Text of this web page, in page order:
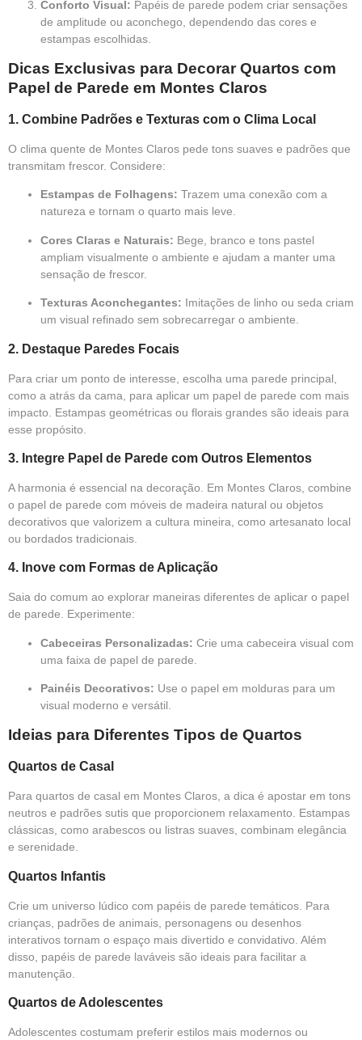
Conforto Visual: Papéis de parede podem criar sensações
de amplitude ou aconchego, dependendo das cores e
estampas escolhidas.
Dicas Exclusivas para Decorar Quartos com
Papel de Parede em Montes Claros
1. Combine Padrões e Texturas com o Clima Local
O clima quente de Montes Claros pede tons suaves e padrões que
transmitam frescor. Considere:
Estampas de Folhagens: Trazem uma conexão com a
natureza e tornam o quarto mais leve.
Cores Claras e Naturais: Bege, branco e tons pastel
ampliam visualmente o ambiente e ajudam a manter uma
sensação de frescor.
Texturas Aconchegantes: Imitações de linho ou seda criam
um visual refinado sem sobrecarregar o ambiente.
2. Destaque Paredes Focais
Para criar um ponto de interesse, escolha uma parede principal,
como a atrás da cama, para aplicar um papel de parede com mais
impacto. Estampas geométricas ou florais grandes são ideais para
esse propósito.
3. Integre Papel de Parede com Outros Elementos
A harmonia é essencial na decoração. Em Montes Claros, combine
o papel de parede com móveis de madeira natural ou objetos
decorativos que valorizem a cultura mineira, como artesanato local
ou bordados tradicionais.
4. Inove com Formas de Aplicação
Saia do comum ao explorar maneiras diferentes de aplicar o papel
de parede. Experimente:
Cabeceiras Personalizadas: Crie uma cabeceira visual com
uma faixa de papel de parede.
Painéis Decorativos: Use o papel em molduras para um
visual moderno e versátil.
Ideias para Diferentes Tipos de Quartos
Quartos de Casal
Para quartos de casal em Montes Claros, a dica é apostar em tons
neutros e padrões sutis que proporcionem relaxamento. Estampas
clássicas, como arabescos ou listras suaves, combinam elegância
e serenidade.
Quartos Infantis
Crie um universo lúdico com papéis de parede temáticos. Para
crianças, padrões de animais, personagens ou desenhos
interativos tornam o espaço mais divertido e convidativo. Além
disso, papéis de parede laváveis são ideais para facilitar a
manutenção.
Quartos de Adolescentes
Adolescentes costumam preferir estilos mais modernos ou